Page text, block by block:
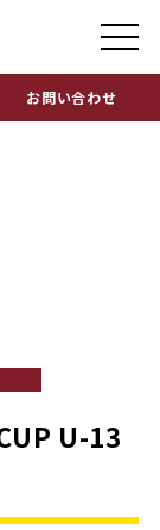
お問い合わせ
U-13